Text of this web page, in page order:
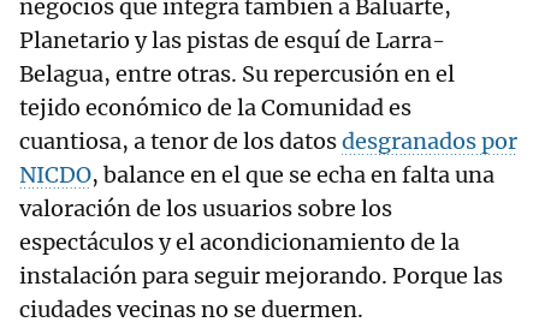
negocios que integra también a Baluarte,
Planetario y las pistas de esquí de Larra-
Belagua, entre otras. Su repercusión en el
tejido económico de la Comunidad es
cuantiosa, a tenor de los datosdesgranados por
NICDO, balance en el que se echa en falta una
valoración de los usuarios sobre los
espectáculos y el acondicionamiento de la
instalación para seguir mejorando. Porque las
ciudades vecinas no se duermen.